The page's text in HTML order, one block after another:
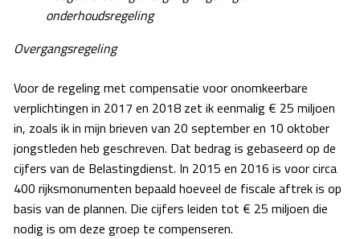
onderhoudsregeling
Overgangsregeling
Voor de regeling met compensatie voor onomkeerbare
verplichtingen in 2017 en 2018 zet ik eenmalig € 25 miljoen
in, zoals ik in mijn brieven van 20 september en 10 oktober
jongstleden heb geschreven. Dat bedrag is gebaseerd op de
cijfers van de Belastingdienst. In 2015 en 2016 is voor circa
400 rijksmonumenten bepaald hoeveel de fiscale aftrek is op
basis van de plannen. Die cijfers leiden tot € 25 miljoen die
nodig is om deze groep te compenseren.